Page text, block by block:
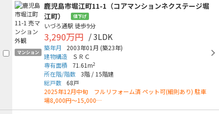
マンション
鹿児島市堀江町11-1（コアマンションネクステージ堀
江町）
値下げ
いづろ通駅 徒歩9分
3,290万円 / 3LDK
築年月 2003年01月 (築23年)
建物構造
ＳＲＣ
専有面積
71.61m2
所在階/階数 3階 / 15階建
総戸数 68戸
2025年12月中旬 フルリフォーム済 ペット可(細則あり) 駐車
場8,000円～15,000…